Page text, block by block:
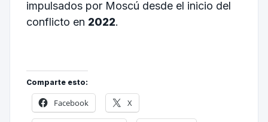
impulsados por Moscú desde el inicio del
conflicto en 2022.
Comparte esto:
Facebook X